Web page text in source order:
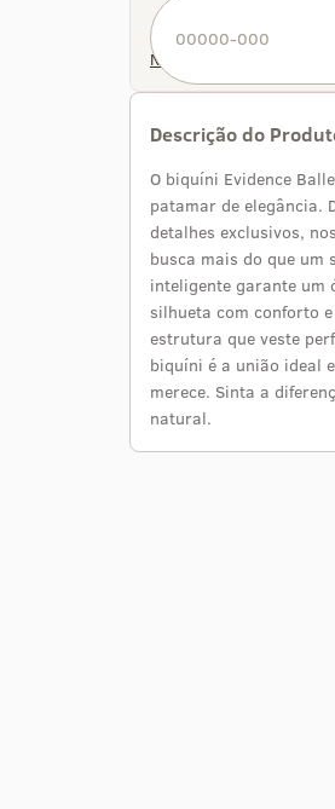
Não sei meu CEP
Descrição do
O biquíni Evidence
patamar de elegância.
detalhes exclusivos,
busca mais do que um
inteligente garante um
silhueta com conforto
estrutura que veste
biquíni é a união ideal
merece. Sinta a
natural.